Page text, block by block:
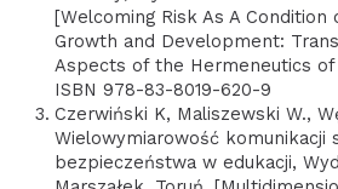
[Welcoming Risk As A Condition
Growth and Development:
Aspects of the Hermeneutics of
ISBN 978-83-8019-620-9
Czerwiński K, Maliszewski W.,
Wielowymiarowość komunikacji
bezpieczeństwa w edukacji,